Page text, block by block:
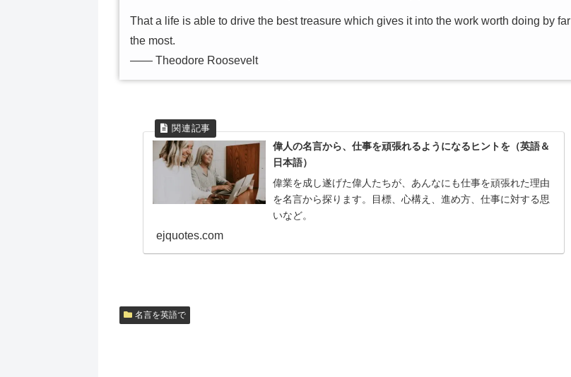
That a life is able to drive the best treasure which gives it into the work worth doing by far
the most.
―― Theodore Roosevelt
偉人の名言から、仕事を頑張れるようになるヒントを（英語＆
日本語）
偉業を成し遂げた偉人たちが、あんなにも仕事を頑張れた理由
を名言から探ります。目標、心構え、進め方、仕事に対する思
いなど。
ejquotes.com
名言を英語で